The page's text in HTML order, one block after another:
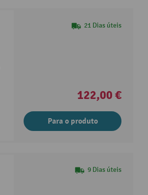
21 Dias úteis
122,00 €
Para o produto
9 Dias úteis